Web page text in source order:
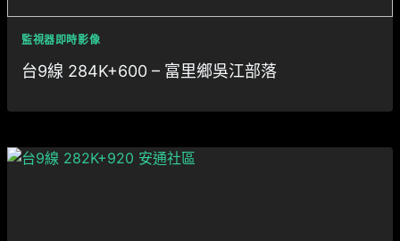
監視器即時影像
台9線 284K+600 – 富里鄉吳江部落